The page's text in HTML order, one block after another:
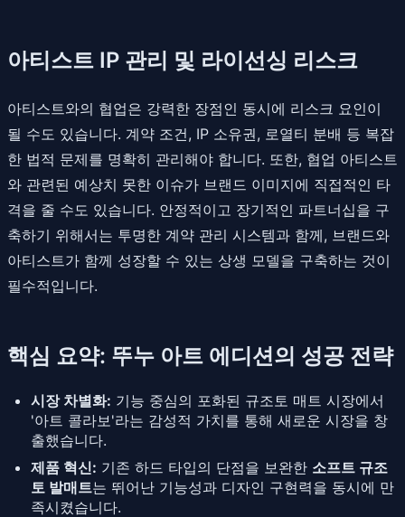
아티스트 IP 관리 및 라이선싱 리스크
아티스트와의 협업은 강력한 장점인 동시에 리스크 요인이
될 수도 있습니다. 계약 조건, IP 소유권, 로열티 분배 등 복잡
한 법적 문제를 명확히 관리해야 합니다. 또한, 협업 아티스트
와 관련된 예상치 못한 이슈가 브랜드 이미지에 직접적인 타
격을 줄 수도 있습니다. 안정적이고 장기적인 파트너십을 구
축하기 위해서는 투명한 계약 관리 시스템과 함께, 브랜드와
아티스트가 함께 성장할 수 있는 상생 모델을 구축하는 것이
필수적입니다.
핵심 요약: 뚜누 아트 에디션의 성공 전략
시장 차별화: 기능 중심의 포화된 규조토 매트 시장에서
'아트 콜라보'라는 감성적 가치를 통해 새로운 시장을 창
출했습니다.
제품 혁신: 기존 하드 타입의 단점을 보완한 소프트 규조
토 발매트는 뛰어난 기능성과 디자인 구현력을 동시에 만
족시켰습니다.